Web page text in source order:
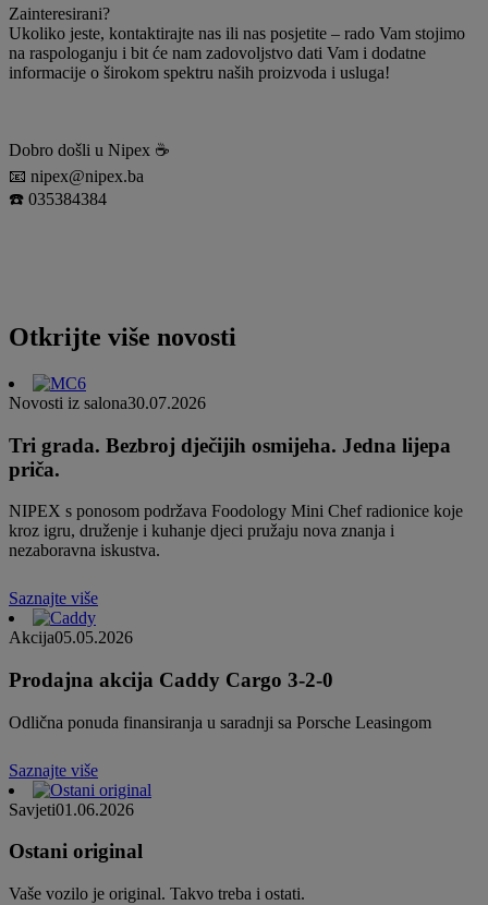
Zainteresirani?
Ukoliko jeste, kontaktirajte nas ili nas posjetite – rado Vam stojimo
na raspologanju i bit će nam zadovoljstvo dati Vam i dodatne
informacije o širokom spektru naših proizvoda i usluga!
Dobro došli u Nipex ☕️
📧 nipex@nipex.ba
☎️ 035384384
Otkrijte više novosti
Novosti iz salona30.07.2026
Tri grada. Bezbroj dječijih osmijeha. Jedna lijepa
priča.
NIPEX s ponosom podržava Foodology Mini Chef radionice koje
kroz igru, druženje i kuhanje djeci pružaju nova znanja i
nezaboravna iskustva.
Saznajte više
Akcija05.05.2026
Prodajna akcija Caddy Cargo 3-2-0
Odlična ponuda finansiranja u saradnji sa Porsche Leasingom
Saznajte više
Savjeti01.06.2026
Ostani original
Vaše vozilo je original. Takvo treba i ostati.